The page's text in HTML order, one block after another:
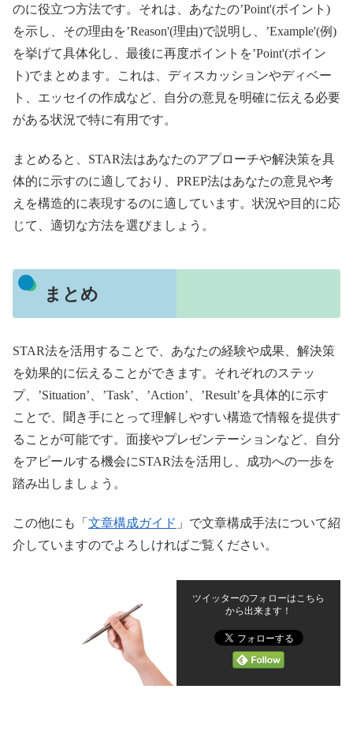
のに役立つ方法です。それは、あなたの’Point'(ポイント)
を示し、その理由を’Reason'(理由)で説明し、’Example'(例)
を挙げて具体化し、最後に再度ポイントを’Point'(ポイン
ト)でまとめます。これは、ディスカッションやディベー
ト、エッセイの作成など、自分の意見を明確に伝える必要
がある状況で特に有用です。
まとめると、STAR法はあなたのアプローチや解決策を具
体的に示すのに適しており、PREP法はあなたの意見や考
えを構造的に表現するのに適しています。状況や目的に応
じて、適切な方法を選びましょう。
まとめ
STAR法を活用することで、あなたの経験や成果、解決策
を効果的に伝えることができます。それぞれのステッ
プ、’Situation’、’Task’、’Action’、’Result’を具体的に示す
ことで、聞き手にとって理解しやすい構造で情報を提供す
ることが可能です。面接やプレゼンテーションなど、自分
をアピールする機会にSTAR法を活用し、成功への一歩を
踏み出しましょう。
この他にも「 文章構成ガイド 」で文章構成手法について紹
介していますのでよろしければご覧ください。
ツイッターのフォローはこちら
から出来ます！